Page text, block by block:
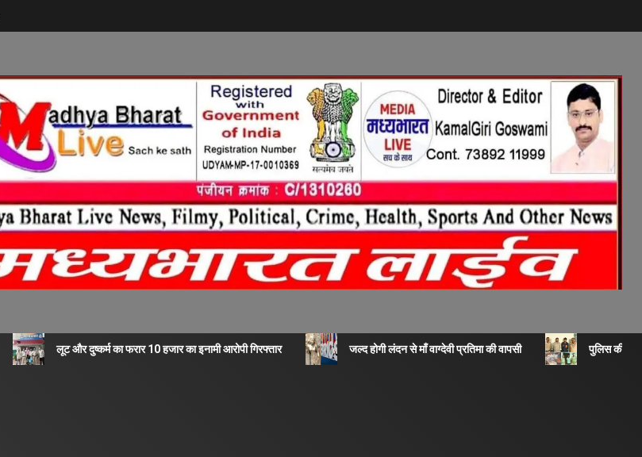
लूट और दुष्कर्म का फरार 10 हजार का इनामी आरोपी गिरफ्तार जल्द होगी लंदन से माँ वाग्देवी प्रतिमा की वापसी पुलिस की बड़ी